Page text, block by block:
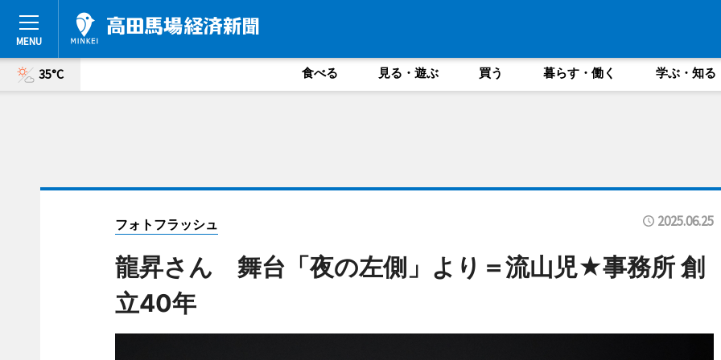
35°C 食べる 見る・遊ぶ 買う 暮らす・働く 学ぶ・知る
フォトフラッシュ 2025.06.25
龍昇さん 舞台「夜の左側」より＝流山児★事務所 創
立40年